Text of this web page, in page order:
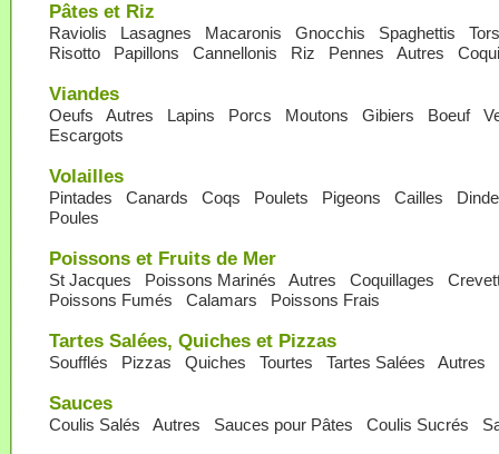
Pâtes et Riz
Raviolis Lasagnes Macaronis Gnocchis Spaghettis
Risotto
Papillons Cannellonis Riz Pennes Autres
Viandes
Oeufs Autres Lapins Porcs Moutons Gibiers Boeuf
Escargots
Volailles
Pintades Canards Coqs Poulets Pigeons Cailles
Poules
Poissons et Fruits de Mer
St Jacques Poissons Marinés Autres Coquillages
Poissons Fumés
Calamars Poissons Frais
Tartes Salées, Quiches et Pizzas
Soufflés Pizzas Quiches Tourtes Tartes Salées Autres
Sauces
Coulis Salés Autres Sauces pour Pâtes Coulis Sucrés